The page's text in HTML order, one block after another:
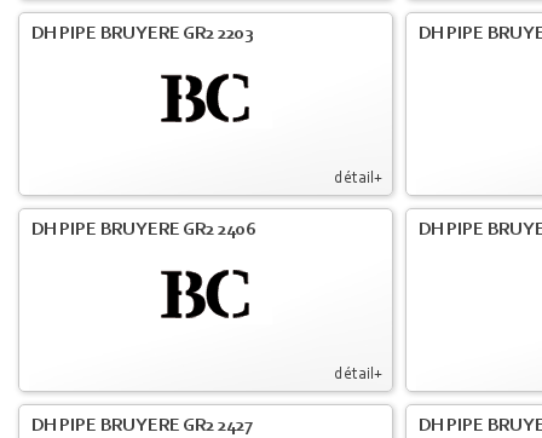
détail+
DH PIPE BRUYERE GR2 2203 DH PIPE
détail+
DH PIPE BRUYERE GR2 2406 DH PIPE
DH PIPE BRUYERE GR2 2427 DH PIPE